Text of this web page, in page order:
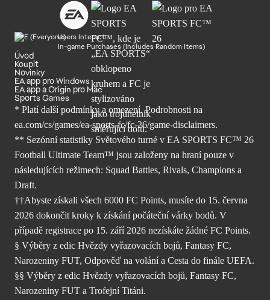
Users Interact
In-game Purchases (Includes Random Items)
Úvod
Koupit
Novinky
EA app pro Windows
EA app a Origin pro Mac
Sports Games
* Platí další podmínky a omezení. Podrobnosti na
ea.com/cs/games/ea-sports-fc/fc-26/game-disclaimers.
** Sezónní statistiky Světového turné v EA SPORTS FC™ 26
Football Ultimate Team™ jsou založeny na hraní pouze v
následujících režimech: Squad Battles, Rivals, Champions a
Draft.
††Abyste získali všech 6000 FC Points, musíte do 15. června
2026 dokončit kroky k získání počáteční várky bodů. V
případě registrace po 15. září 2026 nezískáte žádné FC Points.
§ Výběry z edic Hvězdy vyřazovacích bojů, Fantasy FC,
Narozeniny FUT, Odpověď na volání a Cesta do finále UEFA.
§§ Výběry z edic Hvězdy vyřazovacích bojů, Fantasy FC,
Narozeniny FUT a Trofejní Titáni.